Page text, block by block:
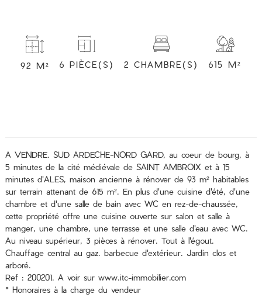
92 M² 6 PIÈCE(S) 2 CHAMBRE(S) 615 M²
A VENDRE. SUD ARDECHE-NORD GARD, au coeur de bourg, à
5 minutes de la cité médiévale de SAINT AMBROIX et à 15
minutes d'ALES, maison ancienne à rénover de 93 m² habitables
sur terrain attenant de 615 m². En plus d'une cuisine d'été, d'une
chambre et d'une salle de bain avec WC en rez-de-chaussée,
cette propriété offre une cuisine ouverte sur salon et salle à
manger, une chambre, une terrasse et une salle d'eau avec WC.
Au niveau supérieur, 3 pièces à rénover. Tout à l'égout.
Chauffage central au gaz. barbecue d'extérieur. Jardin clos et
arboré.
Ref : 200201. A voir sur www.itc-immobilier.com
* Honoraires à la charge du vendeur